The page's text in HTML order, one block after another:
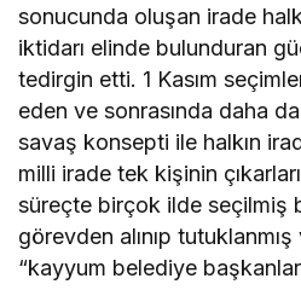
sonucunda oluşan irade
iktidarı elinde bulunduran
tedirgin etti. 1 Kasım
eden ve sonrasında daha
savaş konsepti ile halkın
milli irade tek kişinin
süreçte birçok ilde seçilmiş
görevden alınıp
“kayyum belediye